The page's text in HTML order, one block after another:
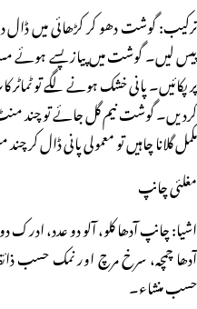
ترکیب: گوشت دھو کر کڑھائی میں
پیس لیں۔ گوشت میں پیاز پسے ہوئے
پر پکائیں۔ پانی خشک ہونے لگے تو
کردیں۔ گوشت نیم گل جائے تو چند
مکمل گلانا چاہیں تو معمولی پانی ڈال
مغلئی چانپ
اشیا: چانپ آدھا کلو، آلو دو عدد،
آدھا چمچہ، سرخ مرچ اور نمک حسب
حسب منشاء۔